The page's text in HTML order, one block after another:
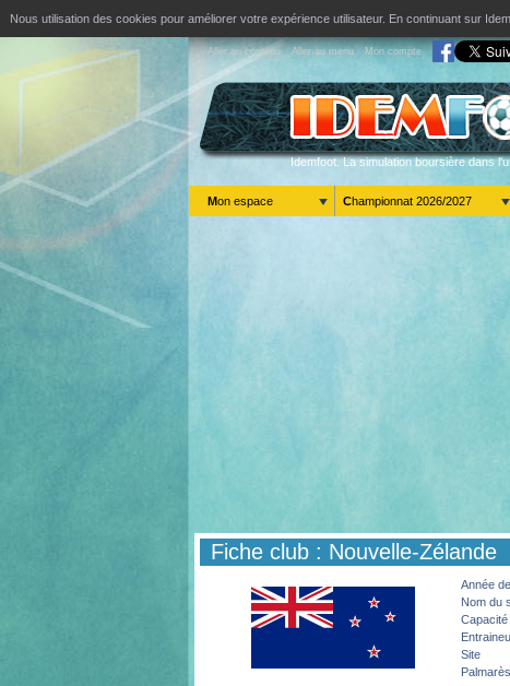
Nous utilisation des cookies pour améliorer votre expérience utilisateur. En continuant sur
Aller au contenu Aller au menu Mon compte
Idemfoot. La simulation boursière dans
Mon espace Championnat 2026/2027
Fiche club : Nouvelle-Zélande
Année
Nom du
Site
Palmarès